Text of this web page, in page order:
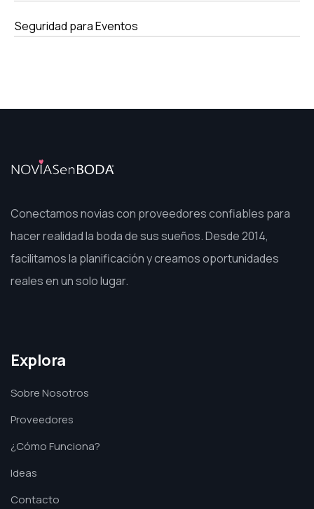
Seguridad para Eventos
Conectamos novias con proveedores confiables para
hacer realidad la boda de sus sueños. Desde 2014,
facilitamos la planificación y creamos oportunidades
reales en un solo lugar.
Explora
Sobre Nosotros
Proveedores
¿Cómo Funciona?
Ideas
Contacto